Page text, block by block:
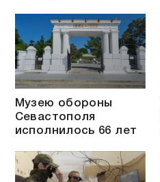
Музею обороны
Севастополя
исполнилось 66 лет